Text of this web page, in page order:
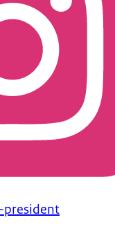
president